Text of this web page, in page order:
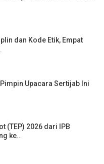
dan Kode Etik, Empat
Upacara Sertijab Ini
(TEP) 2026 dari IPB
ke…